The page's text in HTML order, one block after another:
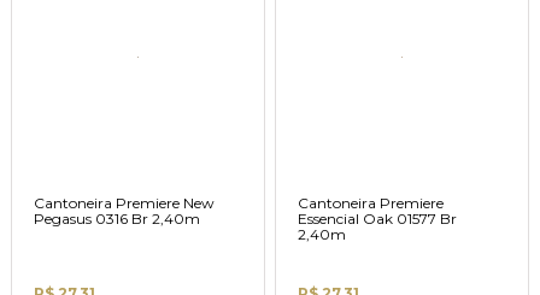
Cantoneira Premiere New
Pegasus 0316 Br 2,40m
Cantoneira Premiere
Essencial Oak 01577 Br
2,40m